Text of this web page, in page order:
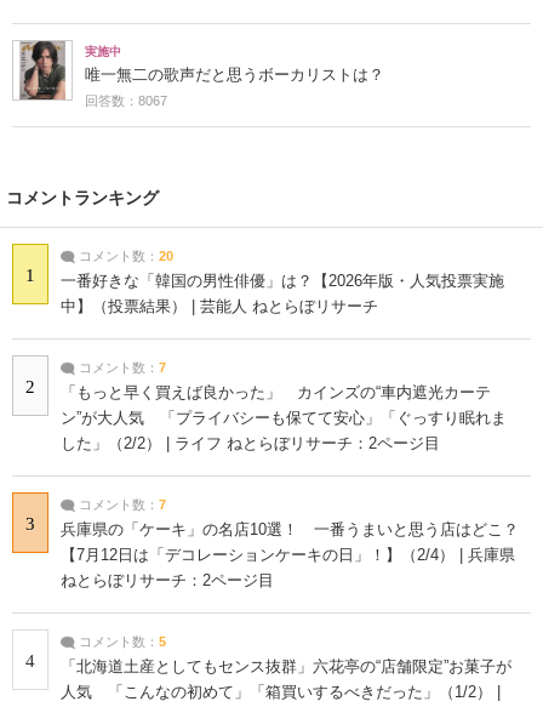
実施中
唯一無二の歌声だと思うボーカリストは？
回答数：8067
コメントランキング
1
コメント数： 20
一番好きな「韓国の男性俳優」は？【2026年版・人気投票実施
中】（投票結果） | 芸能人 ねとらぼリサーチ
2
コメント数： 7
「もっと早く買えば良かった」 カインズの“車内遮光カーテ
ン”が大人気 「プライバシーも保てて安心」「ぐっすり眠れま
した」（2/2） | ライフ ねとらぼリサーチ：2ページ目
3
コメント数： 7
兵庫県の「ケーキ」の名店10選！ 一番うまいと思う店はどこ？
【7月12日は「デコレーションケーキの日」！】（2/4） | 兵庫県
ねとらぼリサーチ：2ページ目
4
コメント数： 5
「北海道土産としてもセンス抜群」六花亭の“店舗限定”お菓子が
人気 「こんなの初めて」「箱買いするべきだった」（1/2） |